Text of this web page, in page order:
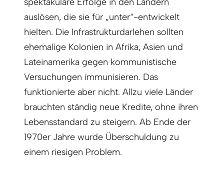
auslösen, die sie für „unter“-entwickelt
hielten. Die Infrastrukturdarlehen sollten
ehemalige Kolonien in Afrika, Asien und
Lateinamerika gegen kommunistische
Versuchungen immunisieren. Das
funktionierte aber nicht. Allzu viele Länder
brauchten ständig neue Kredite, ohne ihren
Lebensstandard zu steigern. Ab Ende der
1970er Jahre wurde Überschuldung zu
einem riesigen Problem.